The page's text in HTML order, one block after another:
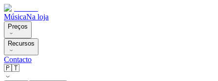
MúsicaNa loja
Preços
Recursos
Contacto
🇵🇹